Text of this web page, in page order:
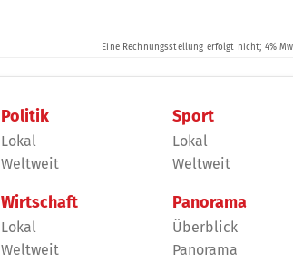
Politik
Lokal
Weltweit
Wirtschaft
Lokal
Weltweit
Sport
Lokal
Weltweit
Panorama
Überblick
Panorama